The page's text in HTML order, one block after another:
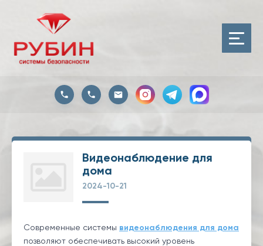
Видеонаблюдение для
дома
2024-10-21
Современные системы видеонаблюдения для дома
позволяют обеспечивать высокий уровень